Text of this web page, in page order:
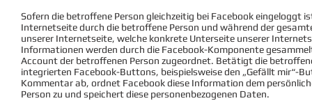
Sofern die betroffene Person gleichzeitig bei Facebook eingeloggt
Internetseite durch die betroffene Person und während der
unserer Internetseite, welche konkrete Unterseite unserer
Informationen werden durch die Facebook-Komponente
Account der betroffenen Person zugeordnet. Betätigt die
integrierten Facebook-Buttons, beispielsweise den „Gefällt mir“-
Kommentar ab, ordnet Facebook diese Information dem
Person zu und speichert diese personenbezogenen Daten.